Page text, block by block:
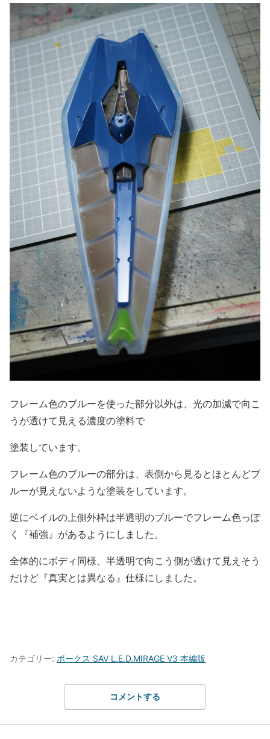
フレーム色のブルーを使った部分以外は、光の加減で向こ
うが透けて見える濃度の塗料で
塗装しています。
フレーム色のブルーの部分は、表側から見るとほとんどブ
ルーが見えないような塗装をしています。
逆にベイルの上側外枠は半透明のブルーでフレーム色っぽ
く『補強』があるようにしました。
全体的にボディ同様、半透明で向こう側が透けて見えそう
だけど『真実とは異なる』仕様にしました。
カテゴリー: ボークス SAV L.E.D.MIRAGE V3 本編版
コメントする